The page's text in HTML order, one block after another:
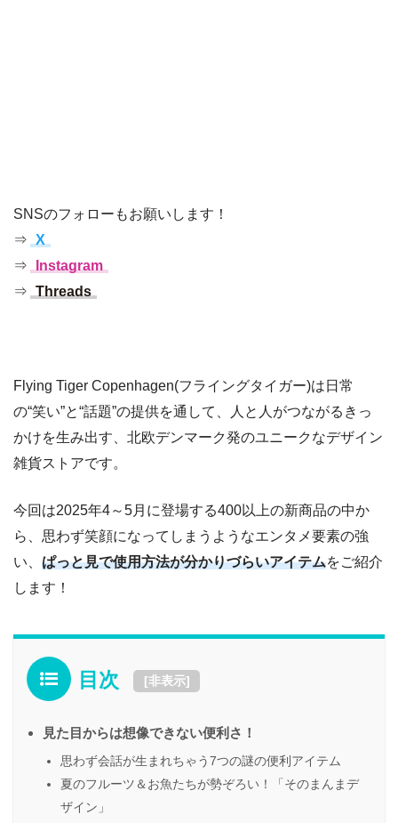
SNSのフォローもお願いします！
⇒ X
⇒
Instagram
⇒ Threads
Flying Tiger Copenhagen(フライングタイガー)は日常
の“笑い”と“話題”の提供を通して、人と人がつながるきっ
かけを生み出す、北欧デンマーク発のユニークなデザイン
雑貨ストアです。
今回は2025年4～5月に登場する400以上の新商品の中か
ら、思わず笑顔になってしまうようなエンタメ要素の強
い、 ぱっと見で使用方法が分かりづらいアイテムをご紹介
します！
目次 [非表示]
見た目からは想像できない便利さ！
思わず会話が生まれちゃう7つの謎の便利アイテム
夏のフルーツ＆お魚たちが勢ぞろい！「そのまんまデ
ザイン」